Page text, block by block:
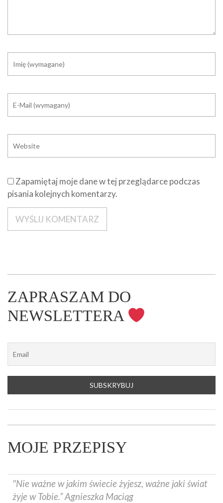
Zapamiętaj moje dane w tej przeglądarce podczas
pisania kolejnych komentarzy.
ZAPRASZAM DO
NEWSLETTERA
MOJE PRZEPISY
"Nie ważne w jakim świecie żyjesz, ważne jaki świat
żyje w Tobie.” Agnieszka Maciąg